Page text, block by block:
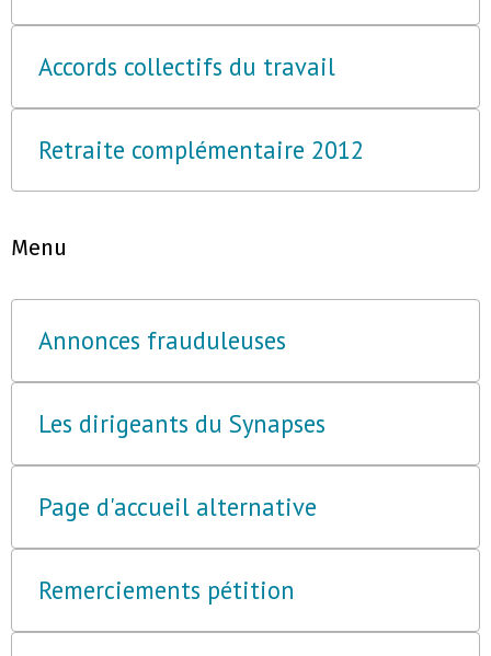
Accords collectifs du travail
Retraite complémentaire 2012
Menu
Annonces frauduleuses
Les dirigeants du Synapses
Page d'accueil alternative
Remerciements pétition